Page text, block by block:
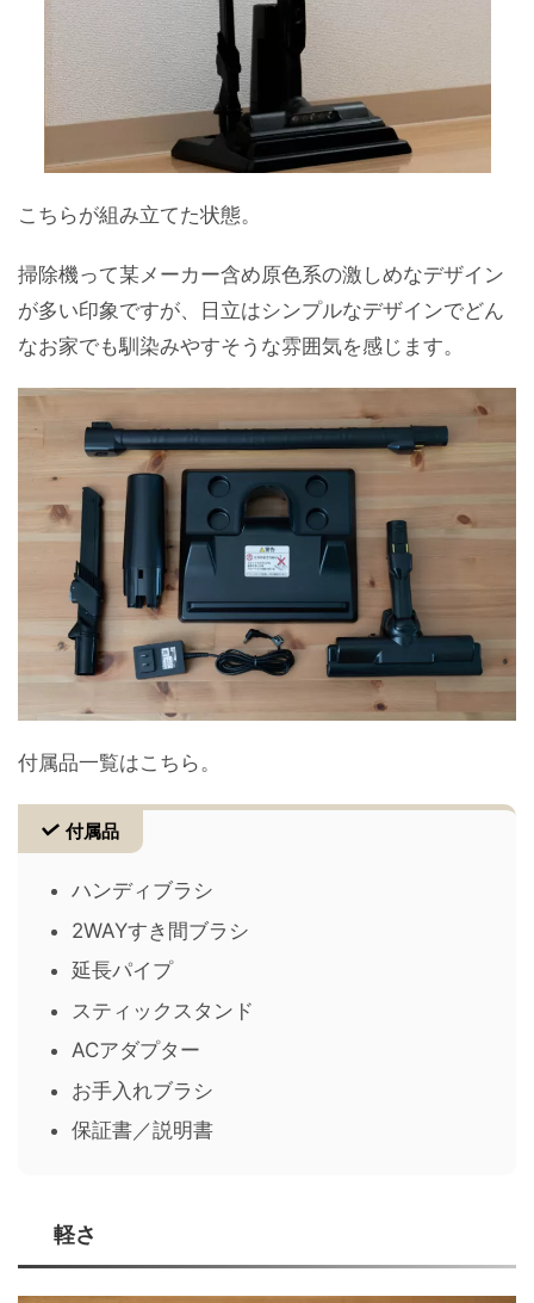
こちらが組み立てた状態。
掃除機って某メーカー含め原色系の激しめなデザイン
が多い印象ですが、日立はシンプルなデザインでどん
なお家でも馴染みやすそうな雰囲気を感じます。
付属品一覧はこちら。
付属品
ハンディブラシ
2WAYすき間ブラシ
延長パイプ
スティックスタンド
ACアダプター
お手入れブラシ
保証書／説明書
軽さ